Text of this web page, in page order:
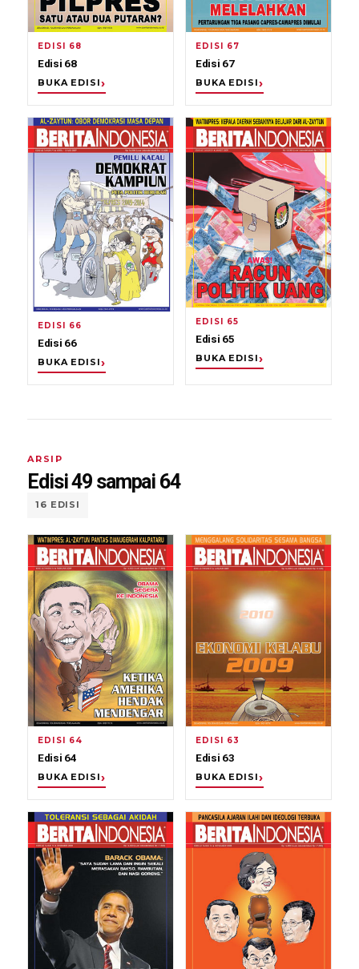
EDISI 68
Edisi 68
BUKA EDISI
EDISI 67
Edisi 67
BUKA EDISI
EDISI 66
Edisi 66
BUKA EDISI
EDISI 65
Edisi 65
BUKA EDISI
ARSIP
Edisi 49 sampai 64
16 EDISI
EDISI 64
Edisi 64
BUKA EDISI
EDISI 63
Edisi 63
BUKA EDISI